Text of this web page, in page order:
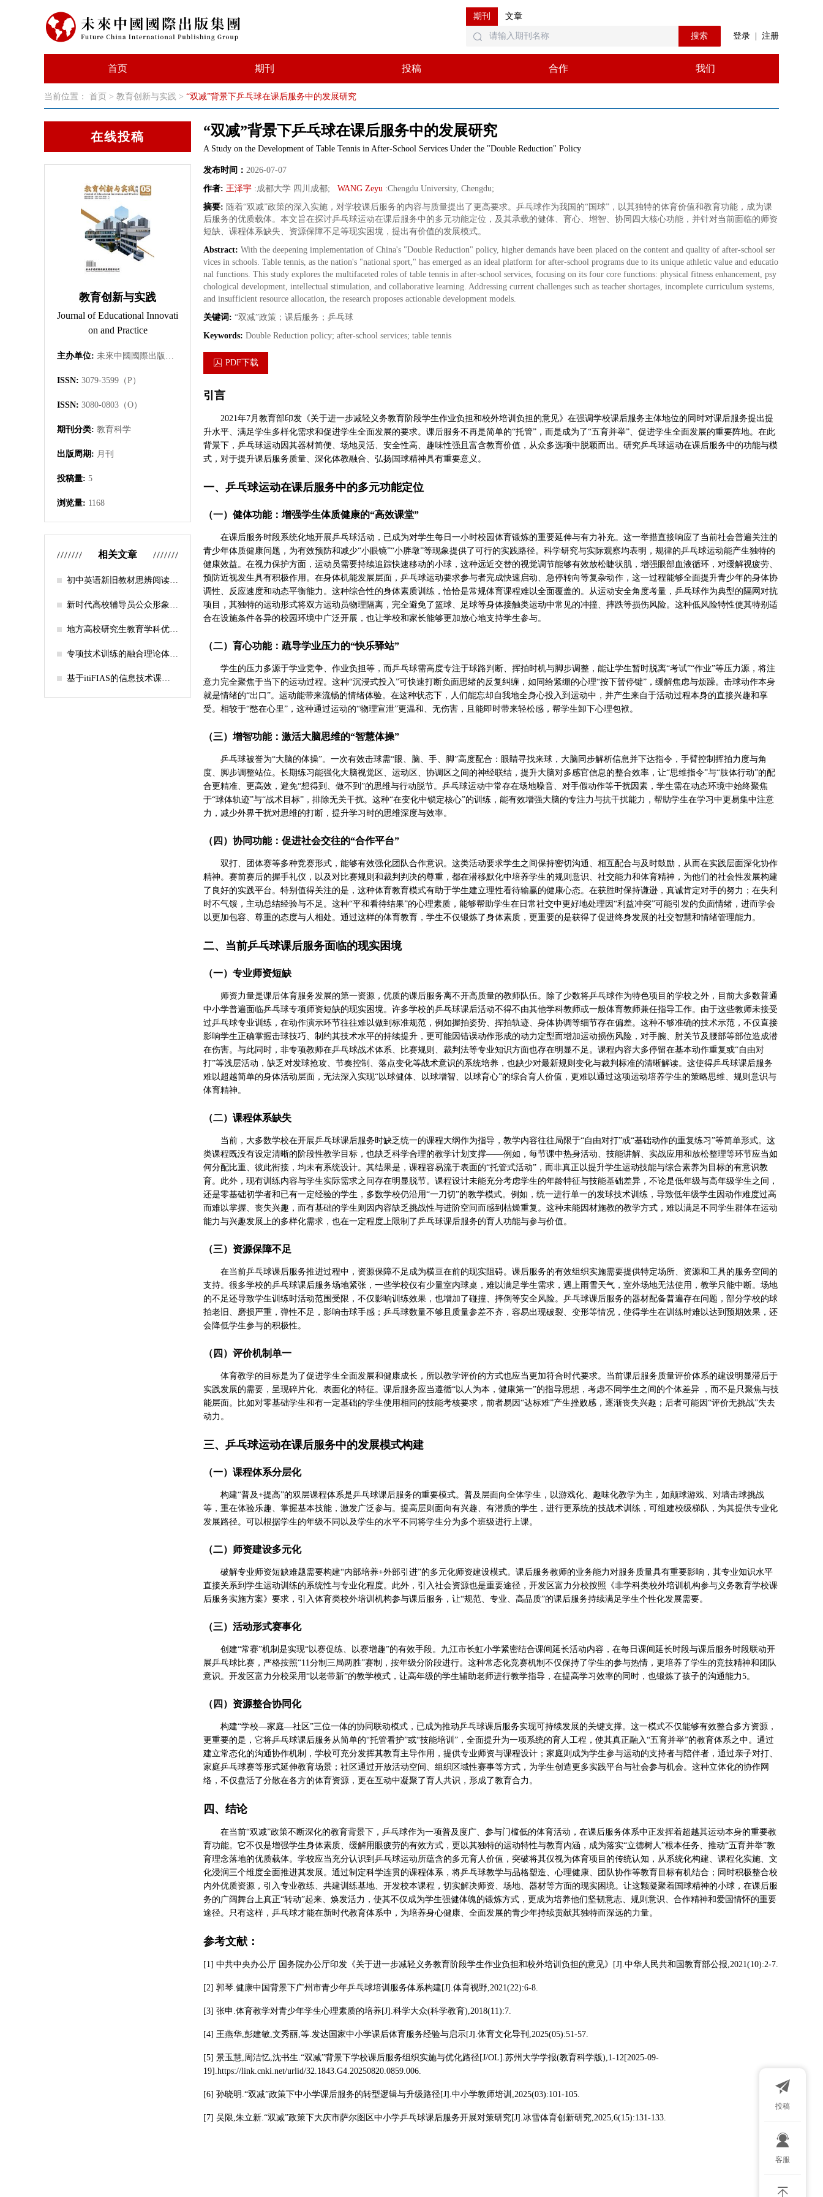
期刊 文章
搜索 登录 注册
首页 期刊 投稿 合作 我们
当前位置： 首页 > 教育创新与实践 > “双减”背景下乒乓球在课后服务中的发展研究
在线投稿
教育创新与实践
Journal of Educational Innovati
on and Practice
主办单位: 未來中國國際出版集團有限公司
ISSN: 3079-3599（P）
ISSN: 3080-0803（O）
期刊分类: 教育科学
出版周期: 月刊
投稿量: 5
浏览量: 1168
相关文章
初中英语新旧教材思辨阅读任
新时代高校辅导员公众形象塑
地方高校研究生教育学科优化
径探析
专项技术训练的融合理论体系
基于itiFIAS的信息技术课堂
“双减”背景下乒乓球在课后服务中的发展研究
A Study on the Development of Table Tennis in After-School Services Under the "Double Reduction" Policy
发布时间： 2026-07-07
作者: 王泽宇 :成都大学 四川成都; WANG Zeyu :Chengdu University, Chengdu;
摘要: 随着“双减”政策的深入实施，对学校课后服务的内容与质量提出了更高要求。乒乓球作为我国的“国球”，以其独特的体育价值和教育功能，成为课
后服务的优质载体。本文旨在探讨乒乓球运动在课后服务中的多元功能定位，及其承载的健体、育心、增智、协同四大核心功能，并针对当前面临的师资
短缺、课程体系缺失、资源保障不足等现实困境，提出有价值的发展模式。
Abstract: With the deepening implementation of China's "Double Reduction" policy, higher demands have been placed on the content and quality of after-school ser
vices in schools. Table tennis, as the nation's "national sport," has emerged as an ideal platform for after-school programs due to its unique athletic value and educatio
nal functions. This study explores the multifaceted roles of table tennis in after-school services, focusing on its four core functions: physical fitness enhancement, psy
chological development, intellectual stimulation, and collaborative learning. Addressing current challenges such as teacher shortages, incomplete curriculum systems,
and insufficient resource allocation, the research proposes actionable development models.
关键词: “双减”政策；课后服务；乒乓球
Keywords: Double Reduction policy; after-school services; table tennis
PDF下载
引言
2021年7月教育部印发《关于进一步减轻义务教育阶段学生作业负担和校外培训负担的意见》在强调学校课后服务主体地位的同时对课后服务提出提
升水平、满足学生多样化需求和促进学生全面发展的要求。课后服务不再是简单的“托管”，而是成为了“五育并举”、促进学生全面发展的重要阵地。在此
背景下，乒乓球运动因其器材简便、场地灵活、安全性高、趣味性强且富含教育价值，从众多选项中脱颖而出。研究乒乓球运动在课后服务中的功能与模
式，对于提升课后服务质量、深化体教融合、弘扬国球精神具有重要意义。
一、乒乓球运动在课后服务中的多元功能定位
（一）健体功能：增强学生体质健康的“高效课堂”
在课后服务时段系统化地开展乒乓球活动，已成为对学生每日一小时校园体育锻炼的重要延伸与有力补充。这一举措直接响应了当前社会普遍关注的
青少年体质健康问题，为有效预防和减少“小眼镜”“小胖墩”等现象提供了可行的实践路径。科学研究与实际观察均表明，规律的乒乓球运动能产生独特的
健康效益。在视力保护方面，运动员需要持续追踪快速移动的小球，这种远近交替的视觉调节能够有效放松睫状肌，增强眼部血液循环，对缓解视疲劳、
预防近视发生具有积极作用。在身体机能发展层面，乒乓球运动要求参与者完成快速启动、急停转向等复杂动作，这一过程能够全面提升青少年的身体协
调性、反应速度和动态平衡能力。这种综合性的身体素质训练，恰恰是常规体育课程难以全面覆盖的。从运动安全角度考量，乒乓球作为典型的隔网对抗
项目，其独特的运动形式将双方运动员物理隔离，完全避免了篮球、足球等身体接触类运动中常见的冲撞、摔跌等损伤风险。这种低风险特性使其特别适
合在设施条件各异的校园环境中广泛开展，也让学校和家长能够更加放心地支持学生参与。
（二）育心功能：疏导学业压力的“快乐驿站”
学生的压力多源于学业竞争、作业负担等，而乒乓球需高度专注于球路判断、挥拍时机与脚步调整，能让学生暂时脱离“考试”“作业”等压力源，将注
意力完全聚焦于当下的运动过程。这种“沉浸式投入”可快速打断负面思绪的反复纠缠，如同给紧绷的心理“按下暂停键”，缓解焦虑与烦躁。击球动作本身
就是情绪的“出口”。运动能带来流畅的情绪体验。在这种状态下，人们能忘却自我地全身心投入到运动中，并产生来自于活动过程本身的直接兴趣和享
受。相较于“憋在心里”，这种通过运动的“物理宣泄”更温和、无伤害，且能即时带来轻松感，帮学生卸下心理包袱。
（三）增智功能：激活大脑思维的“智慧体操”
乒乓球被誉为“大脑的体操”。一次有效击球需“眼、脑、手、脚”高度配合：眼睛寻找来球，大脑同步解析信息并下达指令，手臂控制挥拍力度与角
度、脚步调整站位。长期练习能强化大脑视觉区、运动区、协调区之间的神经联结，提升大脑对多感官信息的整合效率，让“思维指令”与“肢体行动”的配
合更精准、更高效，避免“想得到、做不到”的思维与行动脱节。乒乓球运动中常存在场地噪音、对手假动作等干扰因素，学生需在动态环境中始终聚焦
于“球体轨迹”与“战术目标”，排除无关干扰。这种“在变化中锁定核心”的训练，能有效增强大脑的专注力与抗干扰能力，帮助学生在学习中更易集中注意
力，减少外界干扰对思维的打断，提升学习时的思维深度与效率。
（四）协同功能：促进社会交往的“合作平台”
双打、团体赛等多种竞赛形式，能够有效强化团队合作意识。这类活动要求学生之间保持密切沟通、相互配合与及时鼓励，从而在实践层面深化协作
精神。赛前赛后的握手礼仪，以及对比赛规则和裁判判决的尊重，都在潜移默化中培养学生的规则意识、社交能力和体育精神，为他们的社会性发展构建
了良好的实践平台。特别值得关注的是，这种体育教育模式有助于学生建立理性看待输赢的健康心态。在获胜时保持谦逊，真诚肯定对手的努力；在失利
时不气馁，主动总结经验与不足。这种“平和看待结果”的心理素质，能够帮助学生在日常社交中更好地处理因“利益冲突”可能引发的负面情绪，进而学会
以更加包容、尊重的态度与人相处。通过这样的体育教育，学生不仅锻炼了身体素质，更重要的是获得了促进终身发展的社交智慧和情绪管理能力。
二、当前乒乓球课后服务面临的现实困境
（一）专业师资短缺
师资力量是课后体育服务发展的第一资源，优质的课后服务离不开高质量的教师队伍。除了少数将乒乓球作为特色项目的学校之外，目前大多数普通
中小学普遍面临乒乓球专项师资短缺的现实困境。许多学校的乒乓球课后活动不得不由其他学科教师或一般体育教师兼任指导工作。由于这些教师未接受
过乒乓球专业训练，在动作演示环节往往难以做到标准规范，例如握拍姿势、挥拍轨迹、身体协调等细节存在偏差。这种不够准确的技术示范，不仅直接
影响学生正确掌握击球技巧、制约其技术水平的持续提升，更可能因错误动作形成的动力定型而增加运动损伤风险，对手腕、肘关节及腰部等部位造成潜
在伤害。与此同时，非专项教师在乒乓球战术体系、比赛规则、裁判法等专业知识方面也存在明显不足。课程内容大多停留在基本动作重复或“自由对
打”等浅层活动，缺乏对发球抢攻、节奏控制、落点变化等战术意识的系统培养，也缺少对最新规则变化与裁判标准的清晰解读。这使得乒乓球课后服务
难以超越简单的身体活动层面，无法深入实现“以球健体、以球增智、以球育心”的综合育人价值，更难以通过这项运动培养学生的策略思维、规则意识与
体育精神。
（二）课程体系缺失
当前，大多数学校在开展乒乓球课后服务时缺乏统一的课程大纲作为指导，教学内容往往局限于“自由对打”或“基础动作的重复练习”等简单形式。这
类课程既没有设定清晰的阶段性教学目标，也缺乏科学合理的教学计划支撑——例如，每节课中热身活动、技能讲解、实战应用和放松整理等环节应当如
何分配比重、彼此衔接，均未有系统设计。其结果是，课程容易流于表面的“托管式活动”，而非真正以提升学生运动技能与综合素养为目标的有意识教
育。此外，现有训练内容与学生实际需求之间存在明显脱节。课程设计未能充分考虑学生的年龄特征与技能基础差异，不论是低年级与高年级学生之间，
还是零基础初学者和已有一定经验的学生，多数学校仍沿用“一刀切”的教学模式。例如，统一进行单一的发球技术训练，导致低年级学生因动作难度过高
而难以掌握、丧失兴趣，而有基础的学生则因内容缺乏挑战性与进阶空间而感到枯燥重复。这种未能因材施教的教学方式，难以满足不同学生群体在运动
能力与兴趣发展上的多样化需求，也在一定程度上限制了乒乓球课后服务的育人功能与参与价值。
（三）资源保障不足
在当前乒乓球课后服务推进过程中，资源保障不足成为横亘在前的现实阻碍。课后服务的有效组织实施需要提供特定场所、资源和工具的服务空间的
支持。很多学校的乒乓球课后服务场地紧张，一些学校仅有少量室内球桌，难以满足学生需求，遇上雨雪天气，室外场地无法使用，教学只能中断。场地
的不足还导致学生训练时活动范围受限，不仅影响训练效果，也增加了碰撞、摔倒等安全风险。乒乓球课后服务的器材配备普遍存在问题，部分学校的球
拍老旧、磨损严重，弹性不足，影响击球手感；乒乓球数量不够且质量参差不齐，容易出现破裂、变形等情况，使得学生在训练时难以达到预期效果，还
会降低学生参与的积极性。
（四）评价机制单一
体育教学的目标是为了促进学生全面发展和健康成长，所以教学评价的方式也应当更加符合时代要求。当前课后服务质量评价体系的建设明显滞后于
实践发展的需要，呈现碎片化、表面化的特征。课后服务应当遵循“以人为本，健康第一”的指导思想，考虑不同学生之间的个体差异 ，而不是只聚焦与技
能层面。比如对零基础学生和有一定基础的学生使用相同的技能考核要求，前者易因“达标难”产生挫败感，逐渐丧失兴趣；后者可能因“评价无挑战”失去
动力。
三、乒乓球运动在课后服务中的发展模式构建
（一）课程体系分层化
构建“普及+提高”的双层课程体系是乒乓球课后服务的重要模式。普及层面向全体学生，以游戏化、趣味化教学为主，如颠球游戏、对墙击球挑战
等，重在体验乐趣、掌握基本技能，激发广泛参与。提高层则面向有兴趣、有潜质的学生，进行更系统的技战术训练，可组建校级梯队，为其提供专业化
发展路径。可以根据学生的年级不同以及学生的水平不同将学生分为多个班级进行上课。
（二）师资建设多元化
破解专业师资短缺难题需要构建“内部培养+外部引进”的多元化师资建设模式。课后服务教师的业务能力对服务质量具有重要影响，其专业知识水平
直接关系到学生运动训练的系统性与专业化程度。此外，引入社会资源也是重要途径，开发区富力分校按照《非学科类校外培训机构参与义务教育学校课
后服务实施方案》要求，引入体育类校外培训机构参与课后服务，让“规范、专业、高品质”的课后服务持续满足学生个性化发展需要。
（三）活动形式赛事化
创建“常赛”机制是实现“以赛促练、以赛增趣”的有效手段。九江市长虹小学紧密结合课间延长活动内容，在每日课间延长时段与课后服务时段联动开
展乒乓球比赛，严格按照“11分制三局两胜”赛制，按年级分阶段进行。这种常态化竞赛机制不仅保持了学生的参与热情，更培养了学生的竞技精神和团队
意识。开发区富力分校采用“以老带新”的教学模式，让高年级的学生辅助老师进行教学指导，在提高学习效率的同时，也锻炼了孩子的沟通能力5。
（四）资源整合协同化
构建“学校—家庭—社区”三位一体的协同联动模式，已成为推动乒乓球课后服务实现可持续发展的关键支撑。这一模式不仅能够有效整合多方资源，
更重要的是，它将乒乓球课后服务从简单的“托管看护”或“技能培训”，全面提升为一项系统的育人工程，使其真正融入“五育并举”的教育体系之中。通过
建立常态化的沟通协作机制，学校可充分发挥其教育主导作用，提供专业师资与课程设计；家庭则成为学生参与运动的支持者与陪伴者，通过亲子对打、
家庭乒乓球赛等形式延伸教育场景；社区通过开放活动空间、组织区域性赛事等方式，为学生创造更多实践平台与社会参与机会。这种立体化的协作网
络，不仅盘活了分散在各方的体育资源，更在互动中凝聚了育人共识，形成了教育合力。
四、结论
在当前“双减”政策不断深化的教育背景下，乒乓球作为一项普及度广、参与门槛低的体育活动，在课后服务体系中正发挥着超越其运动本身的重要教
育功能。它不仅是增强学生身体素质、缓解用眼疲劳的有效方式，更以其独特的运动特性与教育内涵，成为落实“立德树人”根本任务、推动“五育并举”教
育理念落地的优质载体。学校应当充分认识到乒乓球运动所蕴含的多元育人价值，突破将其仅视为体育项目的传统认知，从系统化构建、课程化实施、文
化浸润三个维度全面推进其发展。通过制定科学连贯的课程体系，将乒乓球教学与品格塑造、心理健康、团队协作等教育目标有机结合；同时积极整合校
内外优质资源，引入专业教练、共建训练基地、开发校本课程，切实解决师资、场地、器材等方面的现实困境。让这颗凝聚着国球精神的小球，在课后服
务的广阔舞台上真正“转动”起来、焕发活力，使其不仅成为学生强健体魄的锻炼方式，更成为培养他们坚韧意志、规则意识、合作精神和爱国情怀的重要
途径。只有这样，乒乓球才能在新时代教育体系中，为培养身心健康、全面发展的青少年持续贡献其独特而深远的力量。
参考文献：
[1] 中共中央办公厅 国务院办公厅印发《关于进一步减轻义务教育阶段学生作业负担和校外培训负担的意见》[J].中华人民共和国教育部公报,2021(10):2-7.
[2] 郭琴.健康中国背景下广州市青少年乒乓球培训服务体系构建[J].体育视野,2021(22):6-8.
[3] 张申.体育教学对青少年学生心理素质的培养[J].科学大众(科学教育),2018(11):7.
[4] 王燕华,彭建敏,文秀丽,等.发达国家中小学课后体育服务经验与启示[J].体育文化导刊,2025(05):51-57.
[5] 景玉慧,周洁忆,沈书生.“双减”背景下学校课后服务组织实施与优化路径[J/OL].苏州大学学报(教育科学版),1-12[2025-09-
19].https://link.cnki.net/urlid/32.1843.G4.20250820.0859.006.
[6] 孙晓明.“双减”政策下中小学课后服务的转型逻辑与升级路径[J].中小学教师培训,2025(03):101-105.
[7] 吴限,朱立新.“双减”政策下大庆市萨尔图区中小学乒乓球课后服务开展对策研究[J].冰雪体育创新研究,2025,6(15):131-133.
投稿
客服